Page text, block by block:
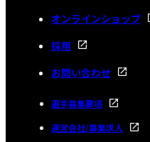
オンラインショップ
採用
お問い合わせ
選手募集要項
運営会社/募集求人